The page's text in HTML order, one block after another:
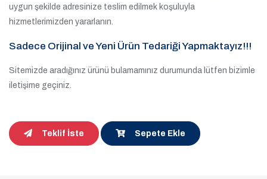
uygun şekilde adresinize teslim edilmek koşuluyla
hizmetlerimizden yararlanın.
Sadece Orijinal ve Yeni Ürün Tedariği Yapmaktayız!!!
Sitemizde aradığınız ürünü bulamamınız durumunda lütfen bizimle
iletişime geçiniz.
Teklif İste Sepete Ekle